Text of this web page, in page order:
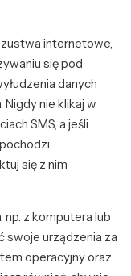
internetowe,
się pod
danych
Nigdy nie klikaj w
SMS, a jeśli
się z nim
np. z komputera lub
swoje urządzenia za
operacyjny oraz